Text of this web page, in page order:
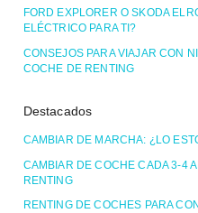
FORD EXPLORER O SKODA
ELÉCTRICO PARA TI?
CONSEJOS PARA VIAJAR CON
COCHE DE RENTING
Destacados
CAMBIAR DE MARCHA: ¿LO
CAMBIAR DE COCHE CADA 3-4
RENTING
RENTING DE COCHES PARA